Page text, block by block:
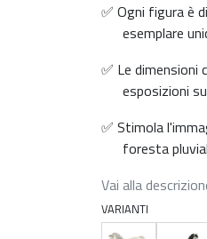
✅ Ogni figura è
esemplare
✅ Le dimensioni
esposizioni
✅ Stimola
foresta
Vai alla
VARIANTI